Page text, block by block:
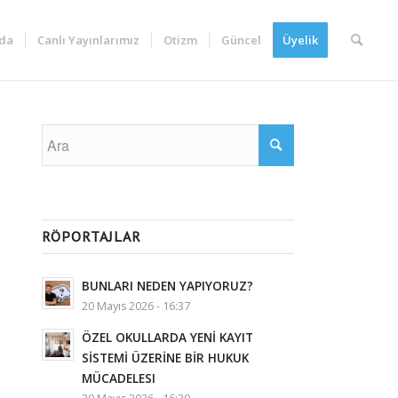
Canlı Yayınlarımız Otizm Güncel Üyelik
RÖPORTAJLAR
BUNLARI NEDEN YAPIYORUZ?
20 Mayıs 2026 - 16:37
ÖZEL OKULLARDA YENİ KAYIT
SİSTEMİ ÜZERİNE BİR HUKUK
MÜCADELESI